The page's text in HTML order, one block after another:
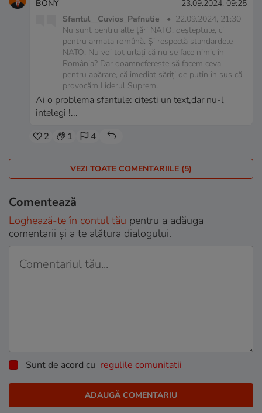
BONY
23.09.2024, 09:25
Sfantul__Cuvios_Pafnutie
• 22.09.2024, 21:30
Nu sunt pentru alte țări NATO, deșteptule, ci
pentru armata română. Și respectă standardele
NATO. Nu voi tot urlați că nu se face nimic în
România? Dar doamneferește să facem ceva
pentru apărare, că imediat săriți de putin în sus că
provocăm Liderul Suprem.
Ai o problema sfantule: citesti un text,dar nu-l
intelegi !...
2 1 4
VEZI TOATE COMENTARIILE (5)
Comentează
Loghează-te în contul tău pentru a adăuga
comentarii și a te alătura dialogului.
Sunt de acord cu regulile comunitatii